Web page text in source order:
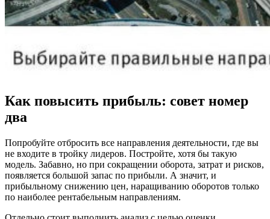
Как повысить прибыль: совет номер
два
Попробуйте отбросить все направления деятельности, где вы
не входите в тройку лидеров. Постройте, хотя бы такую
модель. Забавно, но при сокращении оборота, затрат и рисков,
появляется большой запас по прибыли. А значит, и
прибыльному снижению цен, наращиванию оборотов только
по наиболее рентабельным направлениям.